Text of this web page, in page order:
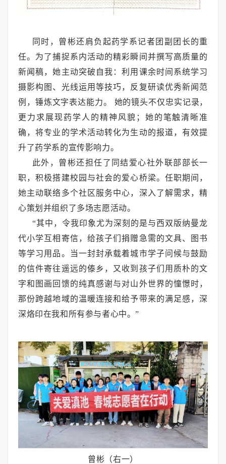
同时，曾彬还肩负起药学系记者团副团长的重
任。为了捕捉系内活动的精彩瞬间并撰写高质量的
新闻稿，她主动突破自我：利用课余时间系统学习
摄影构图、光线运用等技巧，反复研读优秀新闻范
例，锤炼文字表达能力。 她的镜头不仅忠实记录，
更力求展现药学人的精神风貌；她的笔触清晰准
确，将专业的学术活动转化为生动的报道，有效提
升了药学系的宣传影响力。
此外，曾彬还担任了同结爱心社外联部部长一
职，积极搭建校园与社会的爱心桥梁。任职期间，
她主动联络多个社区服务中心，深入了解需求，精
心策划并组织了多场志愿活动。
“其中，令我印象尤为深刻的是与西双版纳曼龙
代小学互相寄信，给孩子们捐赠急需的文具、图书
等学习用品。当一封封承载着城市学子问候与鼓励
的信件寄往遥远的傣乡，又收到孩子们用质朴的文
字和图画回馈的纯真感谢与对山外世界的憧憬时，
那份跨越地域的温暖连接和给予带来的满足感，深
深烙印在我和所有参与者心中。”
曾彬（右一）